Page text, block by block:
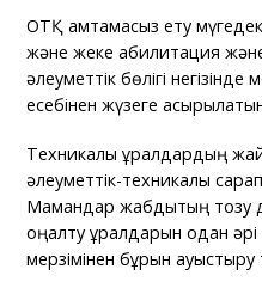
ОТҚ қамтамасыз ету
және жеке абилитация
әлеуметтік бөлігі
есебінен жүзеге
Техникалық құралдардың
әлеуметтік-техникалық
Мамандар жабдықтың тозу
оңалту құралдарын одан
мерзімінен бұрын